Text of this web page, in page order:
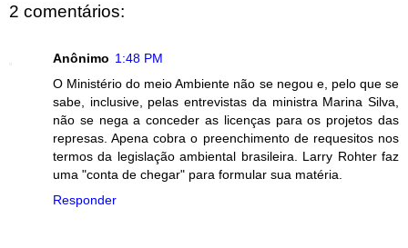
2 comentários:
Anônimo 1:48 PM
O Ministério do meio Ambiente não se negou e, pelo que se
sabe, inclusive, pelas entrevistas da ministra Marina Silva,
não se nega a conceder as licenças para os projetos das
represas. Apena cobra o preenchimento de requesitos nos
termos da legislação ambiental brasileira. Larry Rohter faz
uma "conta de chegar" para formular sua matéria.
Responder